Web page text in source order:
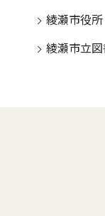
綾瀬市役所
綾瀬市立